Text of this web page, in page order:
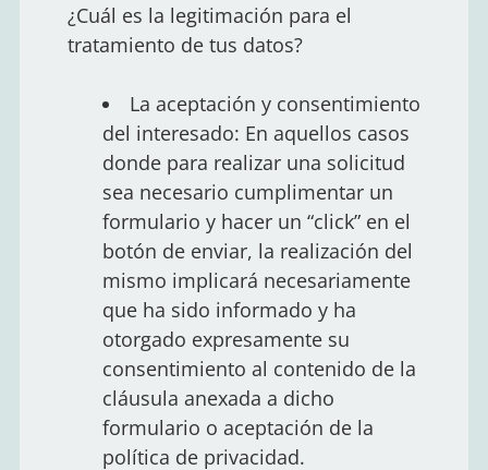
¿Cuál es la legitimación para el
tratamiento de tus datos?
La aceptación y consentimiento
del interesado: En aquellos casos
donde para realizar una solicitud
sea necesario cumplimentar un
formulario y hacer un “click” en el
botón de enviar, la realización del
mismo implicará necesariamente
que ha sido informado y ha
otorgado expresamente su
consentimiento al contenido de la
cláusula anexada a dicho
formulario o aceptación de la
política de privacidad.